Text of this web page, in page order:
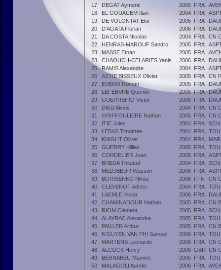
17.
DEGAT Aymeric 2005 FRA
18.
EL GOUACEM Ilian 2004 FRA
19.
DE VOLONTAT Eloi 2005 FRA
20.
D'AGATA Florian 2006 FRA
21.
DA COSTA Nicolas 2004 FRA
CN
22.
HENRAS-MAROUF Sandro 2005 FRA
23.
MASSE Ethan 2005 FRA
23.
CHAOUCH-CELARIES Yanis 2006 FRA
25. RAMIS Alexandre 2004 FRA
26.
ASTIE BISSEUX Olivier 2005 FRA
CN
27.
EVENO Roman 2005 FRA
28.
LEFEBVRE Quentin 2006 FRA
29.
GUERREIRO Victor 2006 FRA
30.
DIEU Alexis 2004 FRA
CN
31.
GRIFFOULIERE Nathan 2005 FRA
CN
32.
ITIE Jules 2004 FRA
SCN
33.
LEBAS Timothée 2004 FRA
34.
KNIGHT Oliver 2004 FRA
35.
GUERRY Killian 2005 FRA
36.
CORDELIER Joan 2005 FRA
37.
BREDA Thibaud 2004 FRA
SCN
38.
MEDJBEUR Wassim 2006 FRA
39.
BORISENKO Nikita 2006 FFN
CN
40.
CLEVENOT Adrien 2004 FRA
41.
LAEMLE Victor 2006 FRA
42.
CHAMINADOUR Nathan 2005 FRA
CN
43.
RIOM Clément 2005 FRA
SCN
44.
ALAYRAC Alexandre 2005 FRA
45.
PAILLER Arthur 2005 FRA
CN
46.
N'GUYEN VAN PHI Samuel 2006 FRA
47.
MARTENS Leonardo 2006 FRA
CN
48.
ALCOCK Henry 2006 GBR CN
49.
BERNABEU Maxime 2005 FRA
50.
MALAGOLI Aurelio 2006 FRA